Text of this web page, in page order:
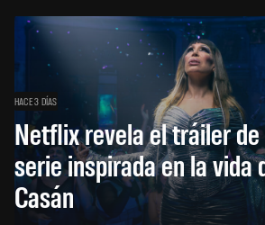
HACE 3 DÍAS
Netflix revela el tráiler
serie inspirada en la vida
Casán